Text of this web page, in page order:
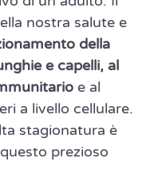
nostra salute e
della
e capelli, al
e al
a livello cellulare.
stagionatura è
prezioso